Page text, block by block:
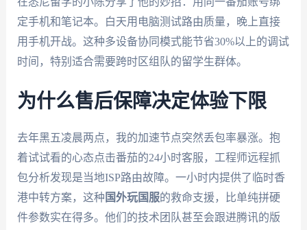
定手机和笔记本。白天用电脑测试路由质量，晚上直接
用手机开战。这种多设备协同模式能节省30%以上的调试
时间，特别适合需要跨时区组队的留学生群体。
为什么售后保障决定体验下限
去年黑五凌晨两点，我的加速节点突然丢包率暴涨。抱
着试试看的心态点击番茄的24小时客服，工程师远程抓
包分析发现是当地ISP路由故障。一小时内提供了临时香
港中转方案，这种 国外玩国服的救命支援，比单纯拼硬
件参数实在得多。他们的技术团队甚至会跟进腾讯的版